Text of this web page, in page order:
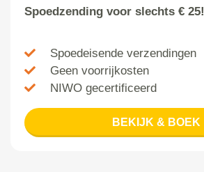
Spoedzending voor slechts € 25!
Spoedeisende verzendingen
Geen voorrijkosten
NIWO gecertificeerd
BEKIJK & BOEK